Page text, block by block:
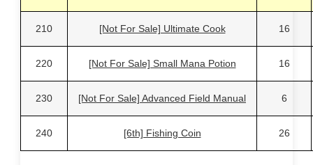
210 [Not For Sale] Ultimate Cook 16
220 [Not For Sale] Small Mana Potion 16
230 [Not For Sale] Advanced Field Manual 6
240 [6th] Fishing Coin 26